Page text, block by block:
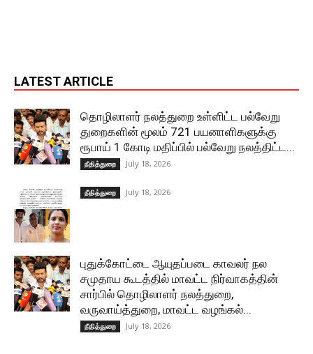
LATEST ARTICLE
தொழிலாளர் நலத்துறை உள்ளிட்ட பல்வேறு
துறைகளின் மூலம் 721 பயனாளிகளுக்கு
ரூபாய் 1 கோடி மதிப்பில் பல்வேறு நலத்திட்ட...
நீதித்துறை July 18, 2026
நீதித்துறை July 18, 2026
புதுக்கோட்டை ஆயுதப்படை காவலர் நல
சமுதாய கூடத்தில் மாவட்ட நிர்வாகத்தின்
சார்பில் தொழிலாளர் நலத்துறை,
வருவாய்த்துறை, மாவட்ட வழங்கல்...
நீதித்துறை July 18, 2026